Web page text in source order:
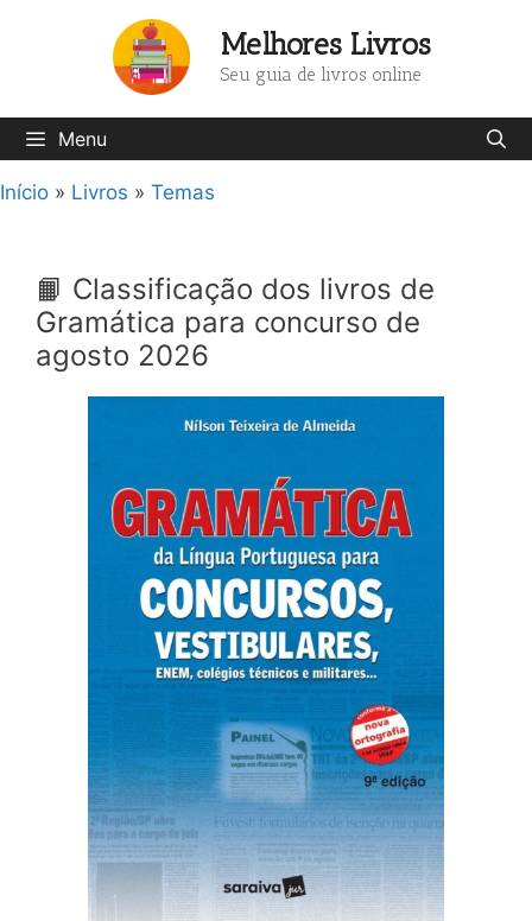
Melhores Livros
Seu guia de livros online
Menu
Início » Livros » Temas
📙 Classificação dos livros de
Gramática para concurso de
agosto 2026